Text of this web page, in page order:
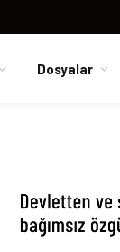
Dosyalar